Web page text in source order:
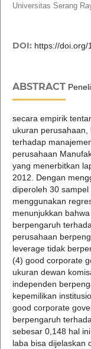
Universitas Serang
DOI: https://doi.org/
ABSTRACT
secara empirik
ukuran
terhadap
perusahaan
yang menerbitkan
2012. Dengan
diperoleh 30
menggunakan
menunjukkan
berpengaruh
perusahaan
leverage tidak
(4) good corporate
ukuran dewan
independen
kepemilikan
good corporate
berpengaruh
sebesar 0,148 hal
laba bisa dijelaskan